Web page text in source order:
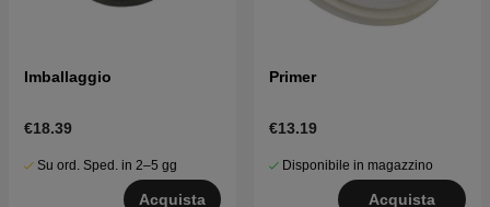
Imballaggio
€18.39
Su ord. Sped. in 2–5 gg
Acquista
Primer
€13.19
Disponibile in magazzino
Acquista